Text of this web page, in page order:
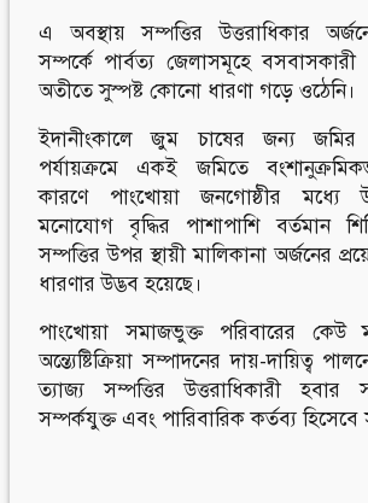
এ অবস্থায় সম্পত্তির উত্তরাধিকার
সম্পর্কে পার্বত্য জেলাসমূহে
অতীতে সুস্পষ্ট কোনো ধারণা গড়ে ওঠেনি।
ইদানীংকালে জুম চাষের জন্য
পর্যায়ক্রমে একই জমিতে
কারণে পাংখোয়া জনগোষ্ঠীর মধ্যে
মনোযোগ বৃদ্ধির পাশাপাশি বর্তমান
সম্পত্তির উপর স্থায়ী মালিকানা অর্জনের
ধারণার উদ্ভব হয়েছে।
পাংখোয়া সমাজভুক্ত পরিবারের কেউ
অন্ত্যেষ্টিক্রিয়া সম্পাদনের দায়-দায়িত্ব
ত্যাজ্য সম্পত্তির উত্তরাধিকারী হবার
সম্পর্কযুক্ত এবং পারিবারিক কর্তব্য হিসেবে